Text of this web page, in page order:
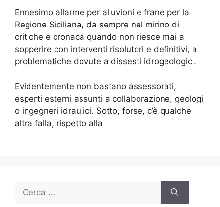
Ennesimo allarme per alluvioni e frane per la
Regione Siciliana, da sempre nel mirino di
critiche e cronaca quando non riesce mai a
sopperire con interventi risolutori e definitivi, a
problematiche dovute a dissesti idrogeologici.
Evidentemente non bastano assessorati,
esperti esterni assunti a collaborazione, geologi
o ingegneri idraulici. Sotto, forse, c’è qualche
altra falla, rispetto alla
Ricerca